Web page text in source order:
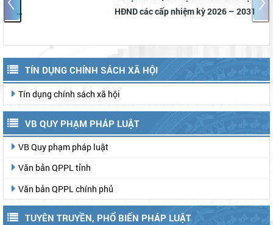
HĐND các cấp nhiệm kỳ 2026 – 2031
TÍN DỤNG CHÍNH SÁCH XÃ HỘI
Tín dụng chính sách xã hội
VB QUY PHẠM PHÁP LUẬT
VB Quy phạm pháp luật
Văn bản QPPL tỉnh
Văn bản QPPL chính phủ
TUYÊN TRUYỀN, PHỔ BIẾN PHÁP LUẬT